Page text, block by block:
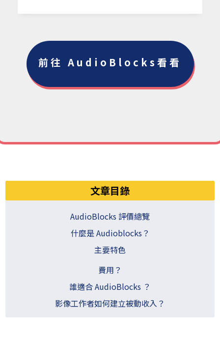
​前往 AudioBlocks看看
文章目錄​
AudioBlocks 評價總覽​
什麼是 ​Audioblocks？
主要特色
​費用？
誰適合 ​AudioBlocks ？
影像工作者如何建立被動收入？